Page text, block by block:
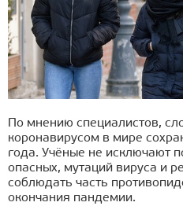
По мнению специалистов,
коронавирусом в мире
года. Учёные не исключают
опасных, мутаций вируса и
соблюдать часть
окончания пандемии.